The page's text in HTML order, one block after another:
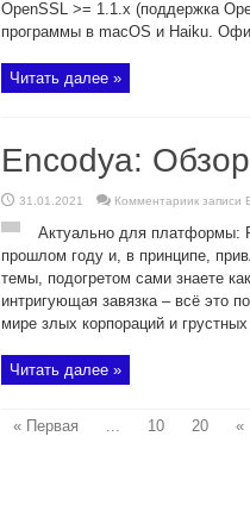
OpenSSL >= 1.1.x (поддержка
программы в macOS и Haiku.
Читать далее »
Encodya: Обзор
31.01.2021 Комментариик записи
Актуально для платформы:
прошлом году и, в принципе,
темы, подогретом сами знаете
интригующая завязка – всё это
мире злых корпораций и
Читать далее »
« Первая ... 10 20 «